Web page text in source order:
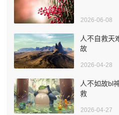
2026-06-08
人不自救天
故
2026-04-28
人不如故bl
救
2026-04-27